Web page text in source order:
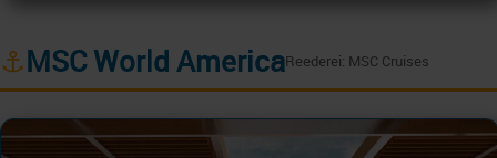
⚓MSC World AmericaReederei: MSC Cruises